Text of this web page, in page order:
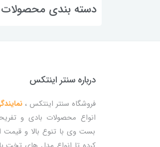
دسته بندی محصولات
درباره سنتر اینتکس
فروشگاه سنتر اینتکس ،
انواع محصولات بادی و
بست وی با تنوع بالا و